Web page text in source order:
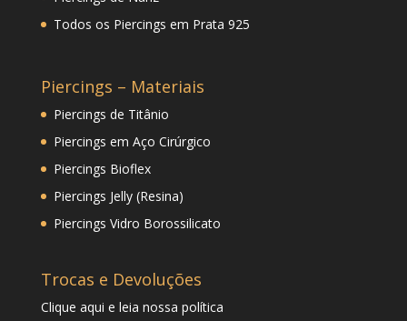
Todos os Piercings em Prata 925
Piercings – Materiais
Piercings de Titânio
Piercings em Aço Cirúrgico
Piercings Bioflex
Piercings Jelly (Resina)
Piercings Vidro Borossilicato
Trocas e Devoluções
Clique aqui e leia nossa política